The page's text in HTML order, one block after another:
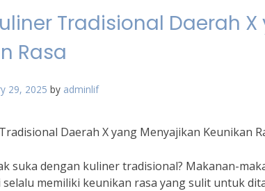
Tradisional Daerah
Rasa
29, 2025 by adminlif
Daerah X yang Menyajikan Keunikan
suka dengan kuliner tradisional? Makanan-
memiliki keunikan rasa yang sulit untuk